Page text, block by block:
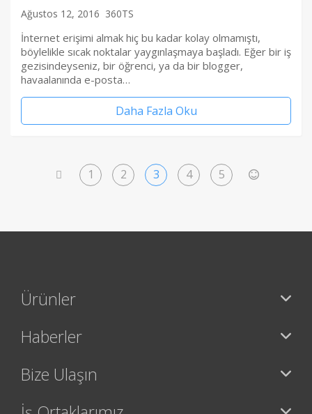
Ağustos 12, 2016 360TS
İnternet erişimi almak hiç bu kadar kolay olmamıştı,
böylelikle sıcak noktalar yaygınlaşmaya başladı. Eğer bir iş
gezisindeyseniz, bir öğrenci, ya da bir blogger,
havaalanında e-posta…
Daha Fazla Oku
1 2 3 4 5
Ürünler
Haberler
Bize Ulaşın